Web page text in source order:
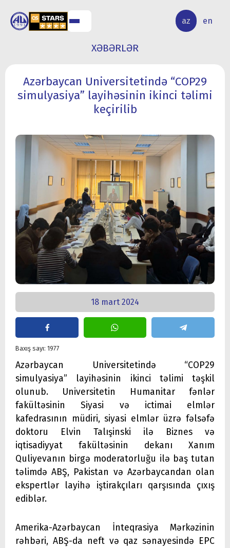
az en
ELMİ
TƏDQİQAT
XƏBƏRLƏR
Azərbaycan Universitetində “COP29
simulyasiya” layihəsinin ikinci təlimi
keçirilib
18 mart 2024
Baxış sayı: 1977
Azərbaycan Universitetində “COP29
simulyasiya” layihəsinin ikinci təlimi təşkil
olunub. Universitetin Humanitar fənlər
fakültəsinin Siyasi və ictimai elmlər
kafedrasının müdiri, siyasi elmlər üzrə fəlsəfə
doktoru Elvin Talışinski ilə Biznes və
iqtisadiyyat fakültəsinin dekanı Xanım
Quliyevanın birgə moderatorluğu ilə baş tutan
təlimdə ABŞ, Pakistan və Azərbaycandan olan
ekspertlər layihə iştirakçıları qarşısında çıxış
ediblər.
Amerika-Azərbaycan İnteqrasiya Mərkəzinin
rəhbəri, ABŞ-da neft və qaz sənayesində EPC